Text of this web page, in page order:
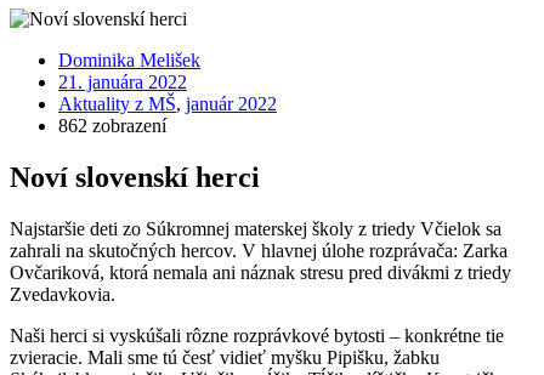
Dominika Melišek
21. januára 2022
Aktuality z MŠ, január 2022
862 zobrazení
Noví slovenskí herci
Najstaršie deti zo Súkromnej materskej školy z triedy Včielok sa
zahrali na skutočných hercov. V hlavnej úlohe rozprávača: Zarka
Ovčariková, ktorá nemala ani náznak stresu pred divákmi z triedy
Zvedavkovia.
Naši herci si vyskúšali rôzne rozprávkové bytosti – konkrétne tie
zvieracie. Mali sme tú česť vidieť myšku Pipišku, žabku